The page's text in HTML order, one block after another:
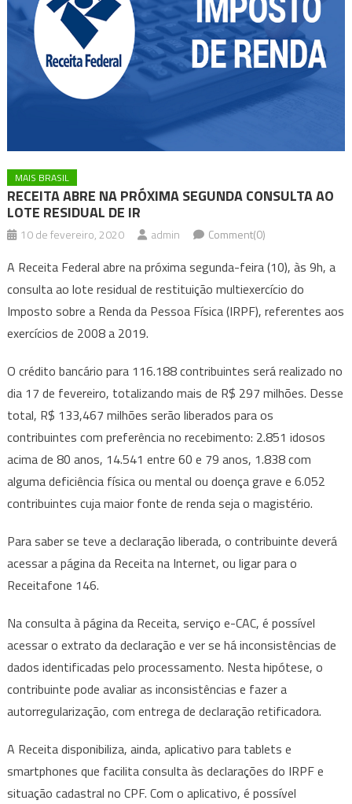
MAIS BRASIL
RECEITA ABRE NA PRÓXIMA SEGUNDA CONSULTA AO
LOTE RESIDUAL DE IR
10 de fevereiro, 2020 admin Comment(0)
A Receita Federal abre na próxima segunda-feira (10), às 9h, a
consulta ao lote residual de restituição multiexercício do
Imposto sobre a Renda da Pessoa Física (IRPF), referentes aos
exercícios de 2008 a 2019.
O crédito bancário para 116.188 contribuintes será realizado no
dia 17 de fevereiro, totalizando mais de R$ 297 milhões. Desse
total, R$ 133,467 milhões serão liberados para os
contribuintes com preferência no recebimento: 2.851 idosos
acima de 80 anos, 14.541 entre 60 e 79 anos, 1.838 com
alguma deficiência física ou mental ou doença grave e 6.052
contribuintes cuja maior fonte de renda seja o magistério.
Para saber se teve a declaração liberada, o contribuinte deverá
acessar a página da Receita na Internet, ou ligar para o
Receitafone 146.
Na consulta à página da Receita, serviço e-CAC, é possível
acessar o extrato da declaração e ver se há inconsistências de
dados identificadas pelo processamento. Nesta hipótese, o
contribuinte pode avaliar as inconsistências e fazer a
autorregularização, com entrega de declaração retificadora.
A Receita disponibiliza, ainda, aplicativo para tablets e
smartphones que facilita consulta às declarações do IRPF e
situação cadastral no CPF. Com o aplicativo, é possível